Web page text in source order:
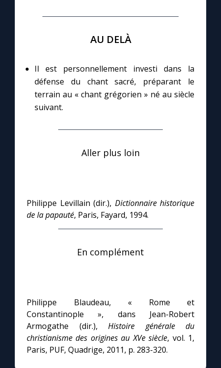
AU DELÀ
Il est personnellement investi dans la
défense du chant sacré, préparant le
terrain au « chant grégorien » né au siècle
suivant.
Aller plus loin
Philippe Levillain (dir.), Dictionnaire historique
de la papauté, Paris, Fayard, 1994.
En complément
Philippe Blaudeau, « Rome et
Constantinople », dans Jean-Robert
Armogathe (dir.), Histoire générale du
christianisme des origines au XVe siècle, vol. 1,
Paris, PUF, Quadrige, 2011, p. 283-320.